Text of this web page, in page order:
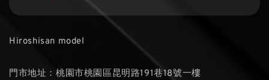
Hiroshisan model
門市地址：桃園市桃園區昆明路191巷18號一樓